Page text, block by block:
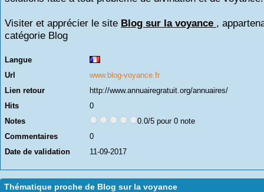
Visiter et apprécier le site Blog sur la voyance ,
catégorie Blog
Langue
Url
www.blog-voyance.fr
Lien retour
http://www.annuairegratuit.org/annuaires/
Hits
0
Notes
0.0/5 pour 0 note
Commentaires
0
Date de validation
11-09-2017
Thématique proche de Blog sur la voyance